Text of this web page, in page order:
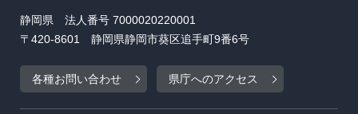
静岡県 法人番号 7000020220001
〒420-8601 静岡県静岡市葵区追手町9番6号
各種お問い合わせ 県庁へのアクセス